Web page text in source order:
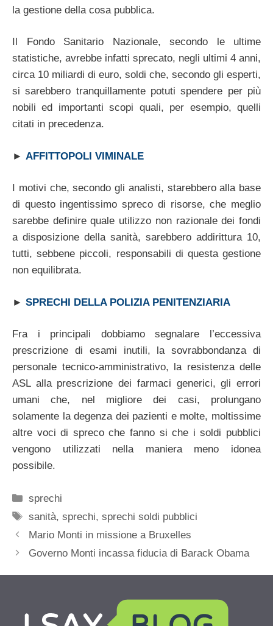
la gestione della cosa pubblica.
Il Fondo Sanitario Nazionale, secondo le ultime
statistiche, avrebbe infatti sprecato, negli ultimi 4 anni,
circa 10 miliardi di euro, soldi che, secondo gli esperti,
si sarebbero tranquillamente potuti spendere per più
nobili ed importanti scopi quali, per esempio, quelli
citati in precedenza.
► AFFITTOPOLI VIMINALE
I motivi che, secondo gli analisti, starebbero alla base
di questo ingentissimo spreco di risorse, che meglio
sarebbe definire quale utilizzo non razionale dei fondi
a disposizione della sanità, sarebbero addirittura 10,
tutti, sebbene piccoli, responsabili di questa gestione
non equilibrata.
► SPRECHI DELLA POLIZIA PENITENZIARIA
Fra i principali dobbiamo segnalare l’eccessiva
prescrizione di esami inutili, la sovrabbondanza di
personale tecnico-amministrativo, la resistenza delle
ASL alla prescrizione dei farmaci generici, gli errori
umani che, nel migliore dei casi, prolungano
solamente la degenza dei pazienti e molte, moltissime
altre voci di spreco che fanno si che i soldi pubblici
vengono utilizzati nella maniera meno idonea
possibile.
Categorie
sprechi
Tag
sanità,sprechi,sprechi soldi pubblici
Mario Monti in missione a Bruxelles
Governo Monti incassa fiducia di Barack Obama